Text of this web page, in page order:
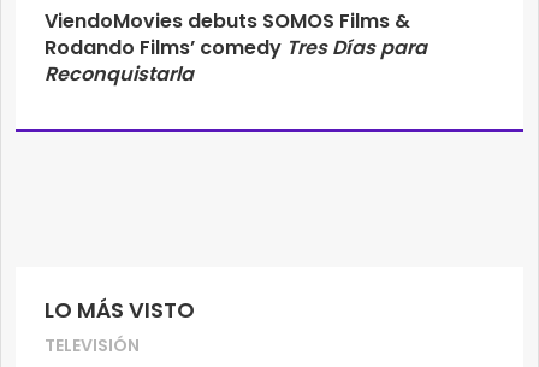
LO MÁS VISTO
TELEVISIÓN
ViendoMovies debuts SOMOS Films &
Rodando Films’ comedy Tres Días para
Reconquistarla